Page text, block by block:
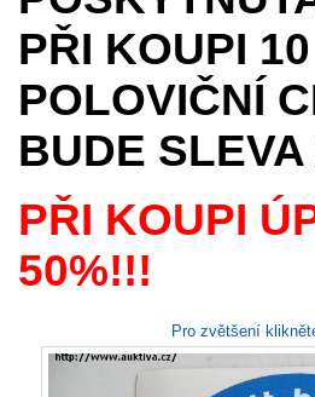
PŘI KOUPI
POLOVIČNÍ
BUDE
PŘI KOUPI
50%!!!
Pro zvětšení